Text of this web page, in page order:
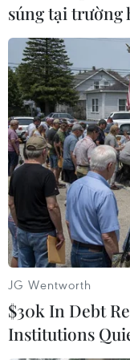
Tập ảnh nhằm
với các thế hệ,
phần hành
của Tổ quốc./.
súng tại trường
JG Wentworth
$30k In Debt
Institutions